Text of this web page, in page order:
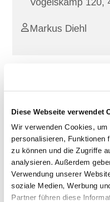
Diese Webseite verwendet
Wir verwenden Cookies,
personalisieren, Funktionen
zu können und die Zugriffe
analysieren. Außerdem
Verwendung unserer
soziale Medien, Werbung
Partner führen diese
Markus Diehl